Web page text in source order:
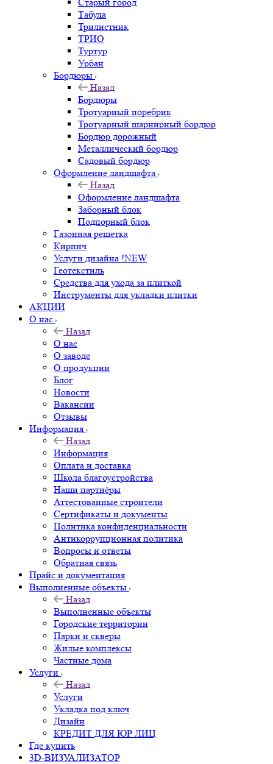
Табула
Трилистник
ТРИО
Туртур
Урбан
Бордюры
Назад
Бордюры
Тротуарный поребрик
Тротуарный шарнирный бордюр
Бордюр дорожный
Металлический бордюр
Садовый бордюр
Оформление ландшафта
Назад
Оформление ландшафта
Заборный блок
Подпорный блок
Газонная решетка
Кирпич
Услуги дизайна !NEW
Геотекстиль
Средства для ухода за плиткой
Инструменты для укладки плитки
АКЦИИ
О нас
Назад
О нас
О заводе
О продукции
Блог
Новости
Вакансии
Отзывы
Информация
Назад
Информация
Оплата и доставка
Школа благоустройства
Наши партнёры
Аттестованные строители
Сертификаты и документы
Политика конфиденциальности
Антикоррупционная политика
Вопросы и ответы
Обратная связь
Прайс и документация
Выполненные объекты
Назад
Выполненные объекты
Городские территории
Парки и скверы
Жилые комплексы
Частные дома
Услуги
Назад
Услуги
Укладка под ключ
Дизайн
КРЕДИТ ДЛЯ ЮР ЛИЦ
Где купить
3D-ВИЗУАЛИЗАТОР